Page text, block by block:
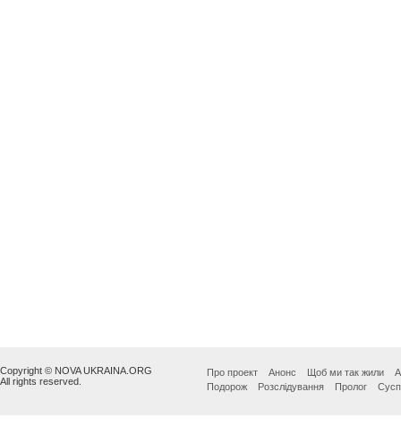
Copyright © NOVA UKRAINA.ORG
All rights reserved.
Про проект Анонс Щоб ми так жили
Подорож
Розслідування Пролог